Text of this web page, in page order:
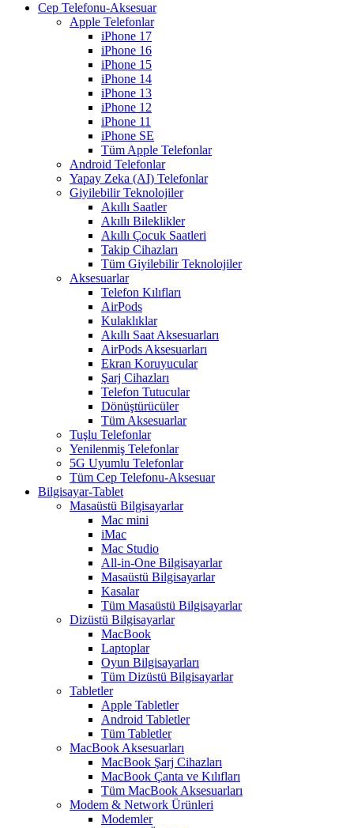
Cep Telefonu-Aksesuar
Apple Telefonlar
iPhone 17
iPhone 16
iPhone 15
iPhone 14
iPhone 13
iPhone 12
iPhone 11
iPhone SE
Tüm Apple Telefonlar
Android Telefonlar
Yapay Zeka (AI) Telefonlar
Giyilebilir Teknolojiler
Akıllı Saatler
Akıllı Bileklikler
Akıllı Çocuk Saatleri
Takip Cihazları
Tüm Giyilebilir Teknolojiler
Aksesuarlar
Telefon Kılıfları
AirPods
Kulaklıklar
Akıllı Saat Aksesuarları
AirPods Aksesuarları
Ekran Koruyucular
Şarj Cihazları
Telefon Tutucular
Dönüştürücüler
Tüm Aksesuarlar
Tuşlu Telefonlar
Yenilenmiş Telefonlar
5G Uyumlu Telefonlar
Tüm Cep Telefonu-Aksesuar
Bilgisayar-Tablet
Masaüstü Bilgisayarlar
Mac mini
iMac
Mac Studio
All-in-One Bilgisayarlar
Masaüstü Bilgisayarlar
Kasalar
Tüm Masaüstü Bilgisayarlar
Dizüstü Bilgisayarlar
MacBook
Laptoplar
Oyun Bilgisayarları
Tüm Dizüstü Bilgisayarlar
Tabletler
Apple Tabletler
Android Tabletler
Tüm Tabletler
MacBook Aksesuarları
MacBook Şarj Cihazları
MacBook Çanta ve Kılıfları
Tüm MacBook Aksesuarları
Modem & Network Ürünleri
Modemler